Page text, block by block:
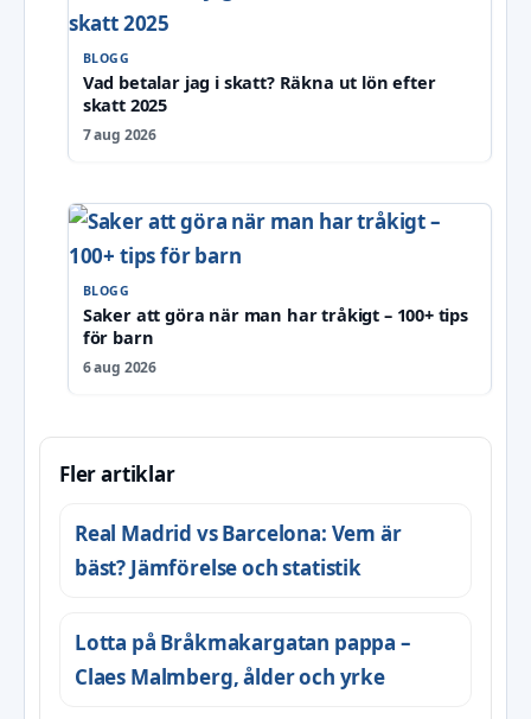
BLOGG
Vad betalar jag i skatt? Räkna ut lön efter
skatt 2025
7 aug 2026
BLOGG
Saker att göra när man har tråkigt – 100+ tips
för barn
6 aug 2026
Fler artiklar
Real Madrid vs Barcelona: Vem är
bäst? Jämförelse och statistik
Lotta på Bråkmakargatan pappa –
Claes Malmberg, ålder och yrke